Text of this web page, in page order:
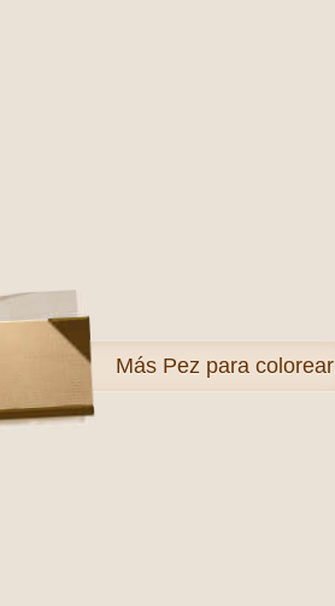
Más Pez para colorear